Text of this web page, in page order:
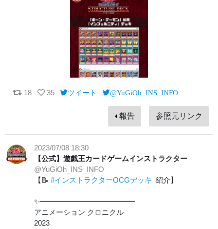
18 35 ツイート @YuGiOh_INS_INFO
報告 参照元リンク
2023/07/08 18:30
【公式】遊戯王カードゲームインストラクター
@YuGiOh_INS_INFO
【📝 #インストラクターOCGデッキ 紹介】
✨━━━━━━━━━━━━━
アニメーション クロニクル
2023